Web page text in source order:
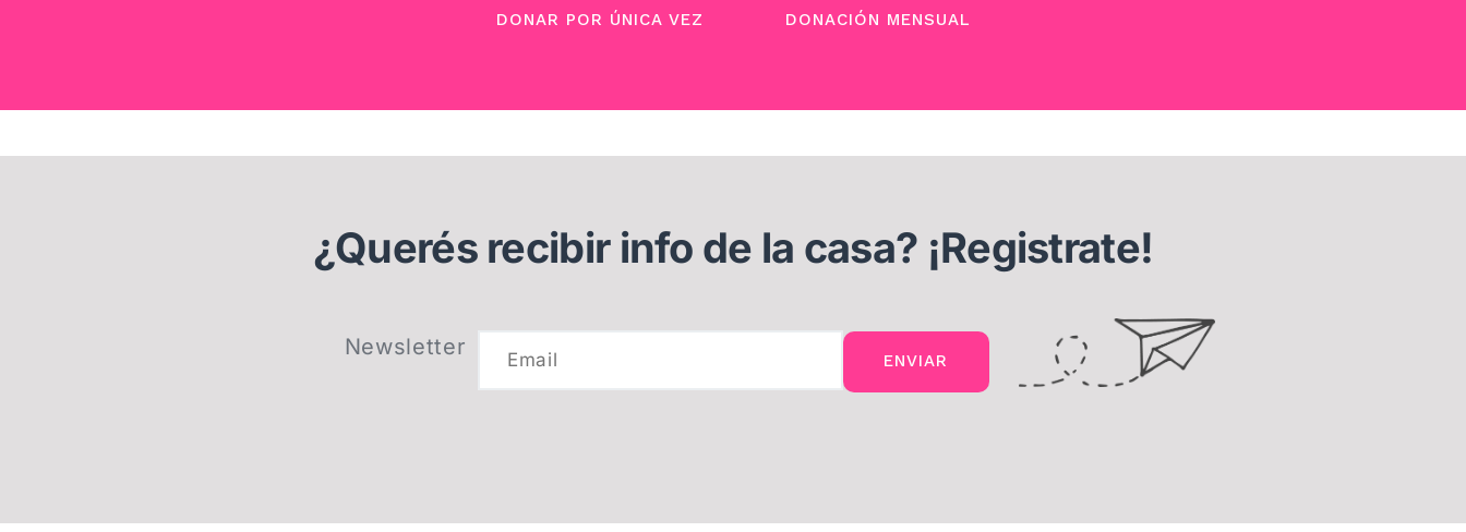
DONAR POR ÚNICA VEZ DONACIÓN MENSUAL
¿Querés recibir info de la casa? ¡Registrate!
Newsletter